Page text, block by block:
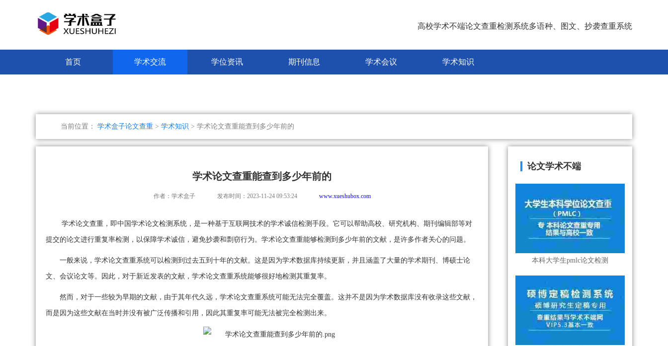
高校学术不端论文查重检测系统多语种、图文、抄袭查重系统
首页 学术交流 学位资讯 期刊信息 学术会议 学术知识
当前位置： 学术盒子论文查重 > 学术知识 > 学术论文查重能查到多少年前的
学术论文查重能查到多少年前的
作者：学术盒子 发布时间：2023-11-24 09:53:24 www.xueshubox.com
学术论文查重，即中国学术论文检测系统，是一种基于互联网技术的学术诚信检测手段。它可以帮助高校、研究机构、期刊编辑部等对
提交的论文进行重复率检测，以保障学术诚信，避免抄袭和剽窃行为。学术论文查重能够检测到多少年前的文献，是许多作者关心的问题。
一般来说，学术论文查重系统可以检测到过去五到十年的文献。这是因为学术数据库持续更新，并且涵盖了大量的学术期刊、博硕士论
文、会议论文等。因此，对于新近发表的文献，学术论文查重系统能够很好地检测其重复率。
然而，对于一些较为早期的文献，由于其年代久远，学术论文查重系统可能无法完全覆盖。这并不是因为学术数据库没有收录这些文献，
而是因为这些文献在当时并没有被广泛传播和引用，因此其重复率可能无法被完全检测出来。
论文学术不端
本科大学生pmlc论文检测